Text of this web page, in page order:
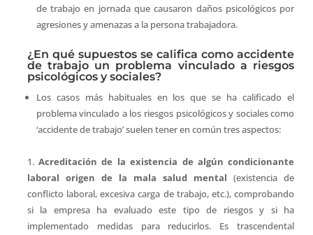
de trabajo en jornada que causaron daños psicológicos por
agresiones y amenazas a la persona trabajadora.
¿En qué supuestos se califica como accidente
de trabajo un problema vinculado a riesgos
psicológicos y sociales?
Los casos más habituales en los que se ha calificado el
problema vinculado a los riesgos psicológicos y sociales como
‘accidente de trabajo’ suelen tener en común tres aspectos:
Acreditación de la existencia de algún condicionante
laboral origen de la mala salud mental(existencia de
conflicto laboral, excesiva carga de trabajo, etc.), comprobando
si la empresa ha evaluado este tipo de riesgos y si ha
implementado medidas para reducirlos. Es trascendental